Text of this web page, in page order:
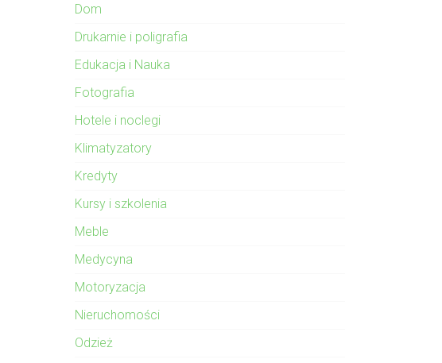
Dom
Drukarnie i poligrafia
Edukacja i Nauka
Fotografia
Hotele i noclegi
Klimatyzatory
Kredyty
Kursy i szkolenia
Meble
Medycyna
Motoryzacja
Nieruchomości
Odzież